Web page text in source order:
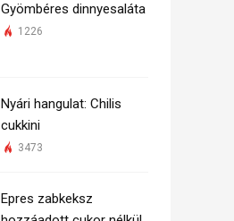
Gyömbéres dinnyesaláta
1226
Nyári hangulat: Chilis
cukkini
3473
Epres zabkeksz